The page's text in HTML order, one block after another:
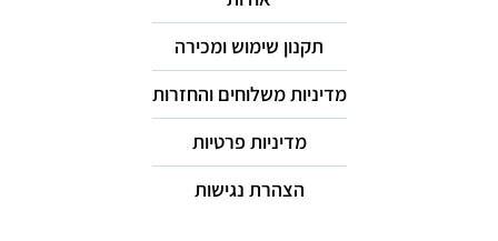
תקנון שימוש ומכירה
מדיניות משלוחים והחזרות
מדיניות פרטיות
הצהרת נגישות